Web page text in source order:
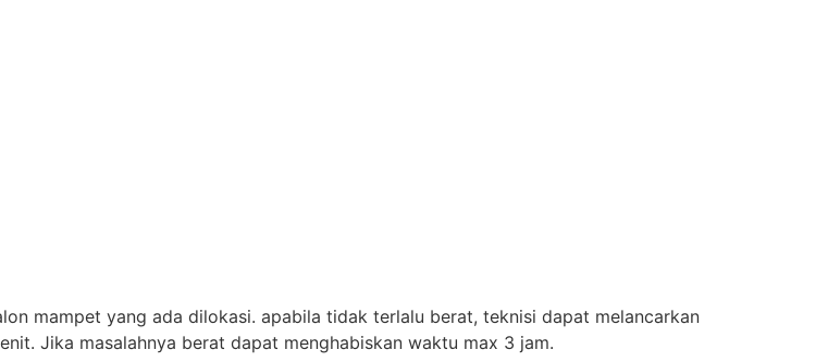
mampet yang ada dilokasi. apabila tidak terlalu berat, teknisi dapat melancarkan
Jika masalahnya berat dapat menghabiskan waktu max 3 jam.